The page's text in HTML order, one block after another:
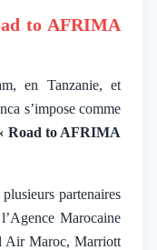
to AFRIMA
en Tanzanie, et
s’impose comme
Road to AFRIMA
partenaires
Marocaine
Air Maroc, Marriott